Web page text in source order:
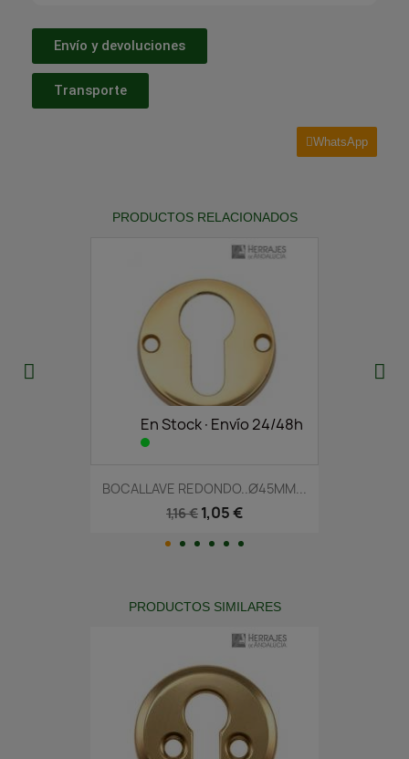
Envío y devoluciones
Transporte
WhatsApp
PRODUCTOS RELACIONADOS
En Stock·Envío 24/48h
BOCALLAVE REDONDO..Ø45MM...
1,16 € 1,05 €
PRODUCTOS SIMILARES